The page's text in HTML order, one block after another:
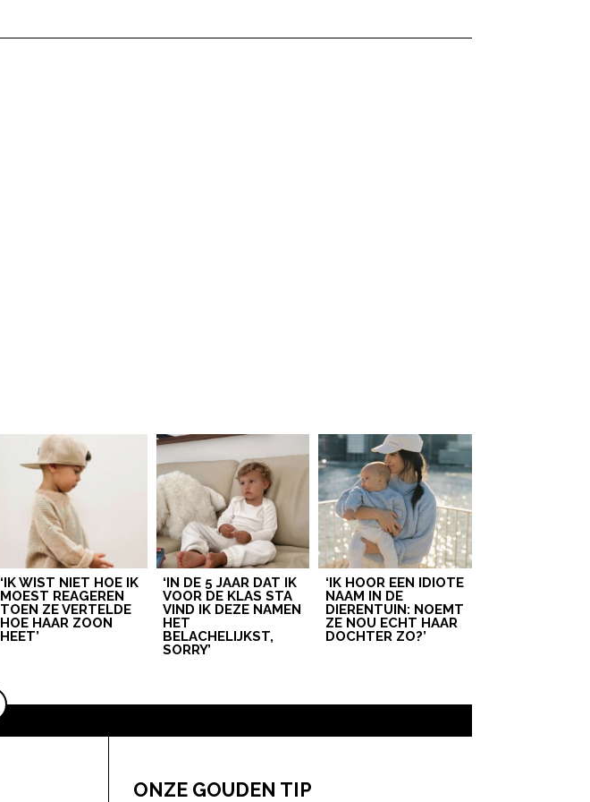
‘IK WIST NIET HOE IK
MOEST REAGEREN
TOEN ZE VERTELDE
HOE HAAR ZOON
HEET’
‘IN DE 5 JAAR DAT IK
VOOR DE KLAS STA
VIND IK DEZE NAMEN
HET
BELACHELIJKST,
SORRY’
‘IK HOOR EEN IDIOTE
NAAM IN DE
DIERENTUIN: NOEMT
ZE NOU ECHT HAAR
DOCHTER ZO?’
ONZE GOUDEN TIP